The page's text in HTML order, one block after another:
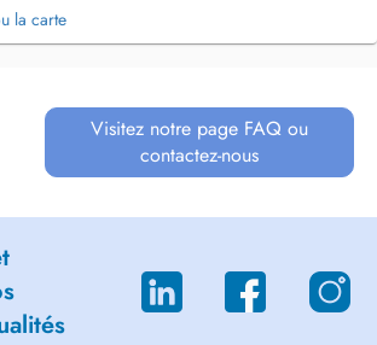
la carte
Visitez notre page FAQ ou
contactez-nous